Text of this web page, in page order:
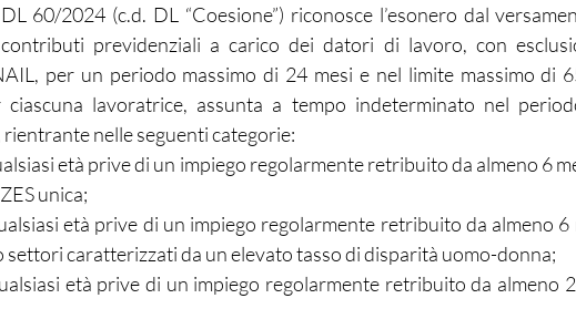
60/2024 (c.d. DL “Coesione”) riconosce l’esonero dal
previdenziali a carico dei datori di lavoro, con
per un periodo massimo di 24 mesi e nel limite massimo di
ciascuna lavoratrice, assunta a tempo indeterminato nel
nelle seguenti categorie:
età prive di un impiego regolarmente retribuito da almeno 6
unica;
età prive di un impiego regolarmente retribuito da almeno 6
settori caratterizzati da un elevato tasso di disparità uomo-donna;
età prive di un impiego regolarmente retribuito da almeno